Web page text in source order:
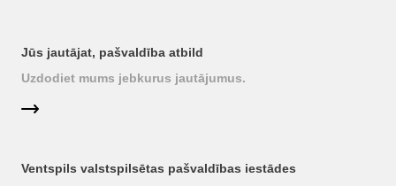
Jūs jautājat, pašvaldība atbild
Uzdodiet mums jebkurus jautājumus.
Ventspils valstspilsētas pašvaldības iestādes